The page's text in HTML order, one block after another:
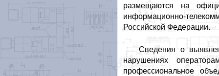
размещаются на
информационно-
Российской Федерации.
Сведения о
нарушениях
профессиональное